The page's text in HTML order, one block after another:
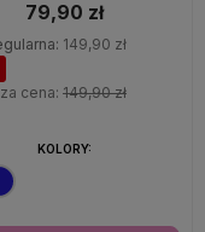
79,90 zł
149,90 zł
cena: 149,90 zł
KOLORY: